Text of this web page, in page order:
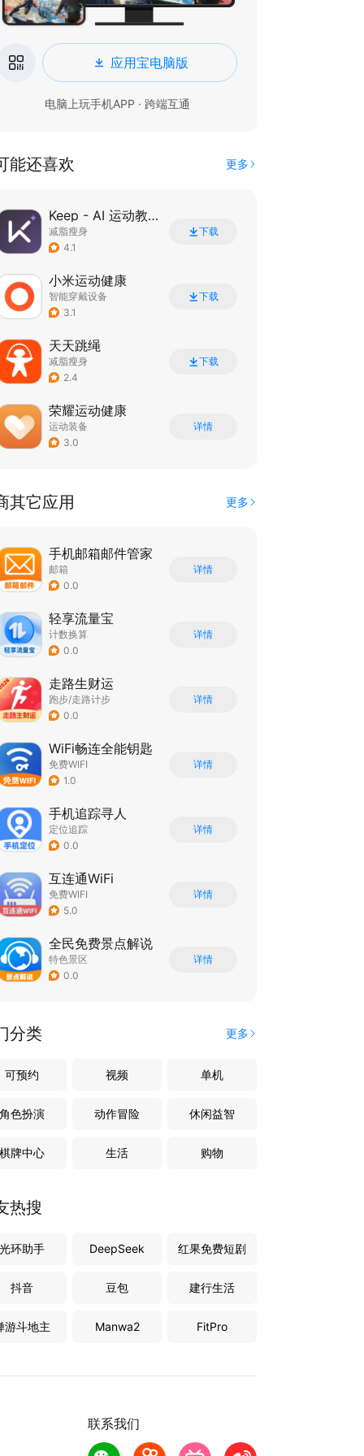
应用宝电脑版
电脑上玩手机APP · 跨端互通
能还喜欢 更多
Keep - AI 运动教练
减脂瘦身
4.1
下载
小米运动健康
智能穿戴设备
3.1
下载
天天跳绳
减脂瘦身
2.4
下载
荣耀运动健康
运动装备
3.0
详情
其它应用 更多
手机邮箱邮件管家
邮箱
0.0
详情
轻享流量宝
计数换算
0.0
详情
走路生财运
跑步/走路计步
0.0
详情
WiFi畅连全能钥匙
免费WIFI
1.0
详情
手机追踪寻人
定位追踪
0.0
详情
互连通WiFi
免费WIFI
5.0
详情
全民免费景点解说
特色景区
0.0
详情
分类 更多
可预约 视频 单机
角色扮演 动作冒险 休闲益智
棋牌中心 生活 购物
热搜
光环助手 DeepSeek 红果免费短剧
抖音 豆包 建行生活
游斗地主 Manwa2 FitPro
联系我们